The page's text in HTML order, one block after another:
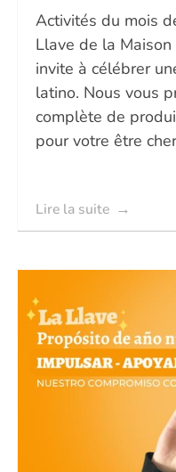
Activités du mois
Llave de la
invite à célébrer
latino. Nous vous
complète de
pour votre être
Lire la suite